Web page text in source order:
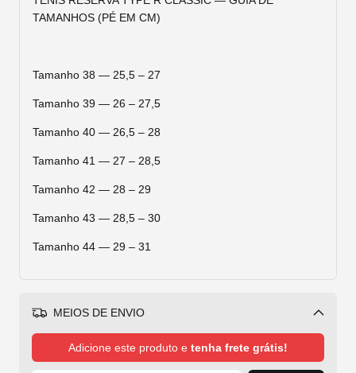
TAMANHOS (PÉ EM CM)
Tamanho 38 — 25,5 – 27
Tamanho 39 — 26 – 27,5
Tamanho 40 — 26,5 – 28
Tamanho 41 — 27 – 28,5
Tamanho 42 — 28 – 29
Tamanho 43 — 28,5 – 30
Tamanho 44 — 29 – 31
MEIOS DE ENVIO
Alterar CEP
Adicione este produto e tenha frete grátis!